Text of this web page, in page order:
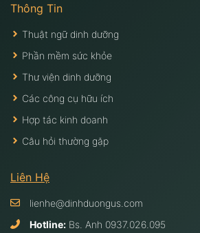
Thông Tin
Thuật ngữ dinh dưỡng
Phần mềm sức khỏe
Thư viện dinh dưỡng
Các công cụ hữu ích
Hợp tác kinh doanh
Câu hỏi thường gặp
Liên Hệ
lienhe@dinhduongus.com
Hotline: Bs. Anh 0937.026.095